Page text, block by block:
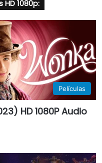
HD 1080p:
Películas
HD 1080P Audio